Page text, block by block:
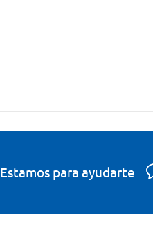
Estamos para ayudarte